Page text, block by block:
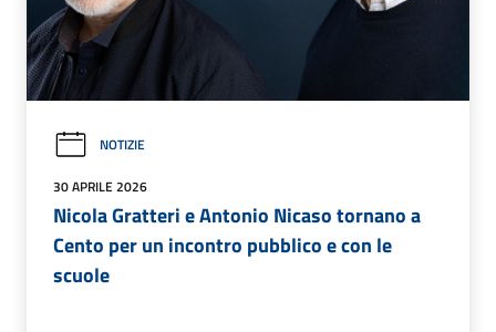
NOTIZIE
30 APRILE 2026
Nicola Gratteri e Antonio Nicaso tornano a
Cento per un incontro pubblico e con le
scuole